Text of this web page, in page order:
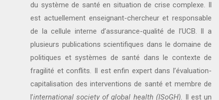
du système de santé en situation de crise complexe. Il
est actuellement enseignant-chercheur et responsable
de la cellule interne d’assurance-qualité de l’UCB. Il a
plusieurs publications scientifiques dans le domaine de
politiques et systèmes de santé dans le contexte de
fragilité et conflits. Il est enfin expert dans l’évaluation-
capitalisation des interventions de santé et membre de
l’international society of global health (ISoGH). Il est un